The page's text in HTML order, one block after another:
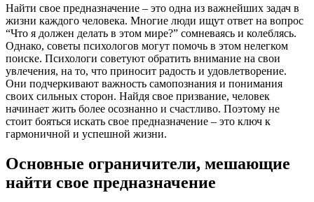
Найти свое предназначение – это одна из важнейших задач в
жизни каждого человека. Многие люди ищут ответ на вопрос
“Что я должен делать в этом мире?” сомневаясь и колеблясь.
Однако, советы психологов могут помочь в этом нелегком
поиске. Психологи советуют обратить внимание на свои
увлечения, на то, что приносит радость и удовлетворение.
Они подчеркивают важность самопознания и понимания
своих сильных сторон. Найдя свое призвание, человек
начинает жить более осознанно и счастливо. Поэтому не
стоит бояться искать свое предназначение – это ключ к
гармоничной и успешной жизни.
Основные ограничители, мешающие
найти свое предназначение